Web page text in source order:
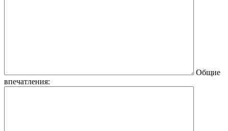
Общие
впечатления: